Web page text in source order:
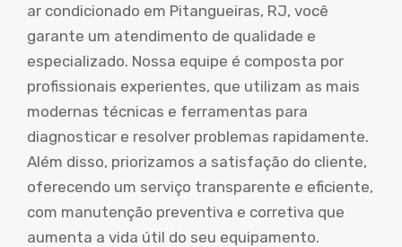
ar condicionado em Pitangueiras, RJ, você
garante um atendimento de qualidade e
especializado. Nossa equipe é composta por
profissionais experientes, que utilizam as mais
modernas técnicas e ferramentas para
diagnosticar e resolver problemas rapidamente.
Além disso, priorizamos a satisfação do cliente,
oferecendo um serviço transparente e eficiente,
com manutenção preventiva e corretiva que
aumenta a vida útil do seu equipamento.